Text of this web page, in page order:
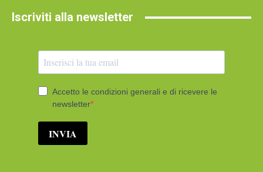
Iscriviti alla newsletter